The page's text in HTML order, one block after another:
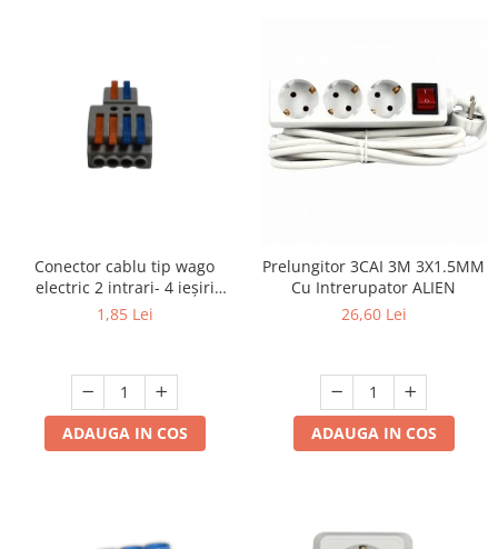
Conector cablu tip wago
electric 2 intrari- 4 ieșiri
.Reglete 2 intrari 4 ieșiri
1,85 Lei
ADAUGA IN COS
Prelungitor 3CAI 3M 3X1.5MM
Cu Intrerupator ALIEN
26,60 Lei
ADAUGA IN COS